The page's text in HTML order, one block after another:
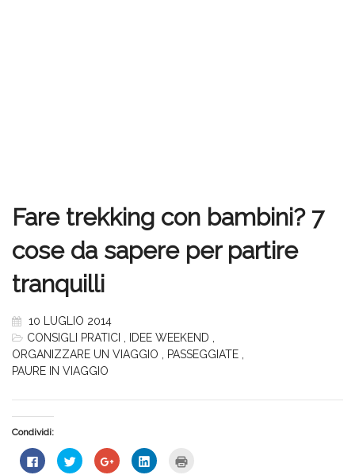
Fare trekking con bambini? 7
cose da sapere per partire
tranquilli
10 LUGLIO 2014
CONSIGLI PRATICI
IDEE WEEKEND
ORGANIZZARE UN VIAGGIO
PASSEGGIATE
PAURE IN VIAGGIO
Condividi:
Fai
clic
Fai
clic
Fai
clic
Fai
clic